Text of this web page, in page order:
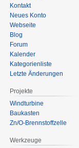
Kontakt
Neues Konto
Webseite
Blog
Forum
Kalender
Kategorienliste
Letzte Änderungen
Projekte
Windturbine
Baukasten
Zn/O-Brennstoffzelle
Werkzeuge